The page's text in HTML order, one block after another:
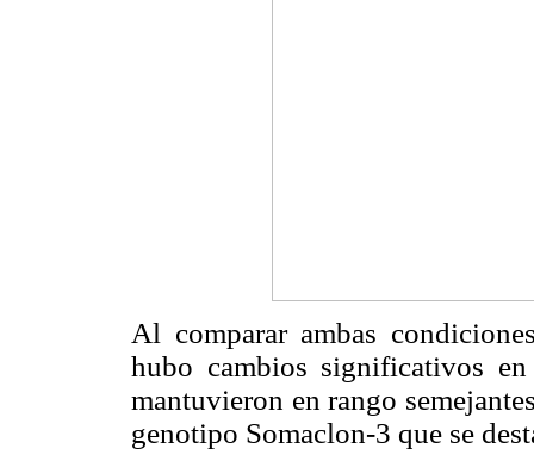
Al comparar ambas
hubo cambios significativos
mantuvieron en rango
genotipo Somaclon-3 que se